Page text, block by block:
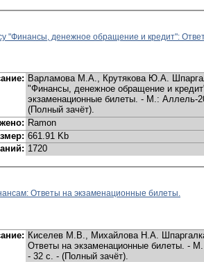
"Финансы, денежное обращение и кредит":
Варламова М.А., Крутякова Ю.А.
"Финансы, денежное обращение и
экзаменационные билеты. - М.: Аллель-
(Полный зачёт).
Ramon
661.91 Kb
1720
Ответы на экзаменационные билеты.
Киселев М.В., Михайлова Н.А.
Ответы на экзаменационные билеты. -
- 32 с. - (Полный зачёт).